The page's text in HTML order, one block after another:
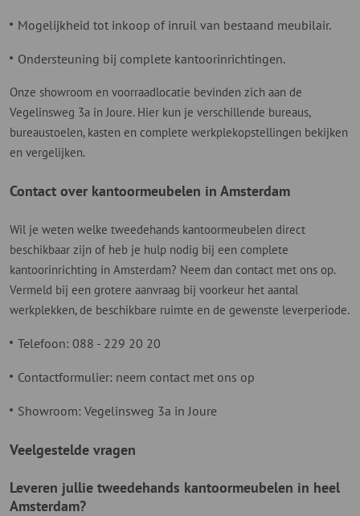
Mogelijkheid tot inkoop of inruil van bestaand meubilair.
Ondersteuning bij complete kantoorinrichtingen.
Onze showroom en voorraadlocatie bevinden zich aan de
Vegelinsweg 3a in Joure. Hier kun je verschillende bureaus,
bureaustoelen, kasten en complete werkplekopstellingen bekijken
en vergelijken.
Contact over kantoormeubelen in Amsterdam
Wil je weten welke tweedehands kantoormeubelen direct
beschikbaar zijn of heb je hulp nodig bij een complete
kantoorinrichting in Amsterdam? Neem dan contact met ons op.
Vermeld bij een grotere aanvraag bij voorkeur het aantal
werkplekken, de beschikbare ruimte en de gewenste leverperiode.
Telefoon: 088 - 229 20 20
Contactformulier: neem contact met ons op
Showroom: Vegelinsweg 3a in Joure
Veelgestelde vragen
Leveren jullie tweedehands kantoormeubelen in heel
Amsterdam?